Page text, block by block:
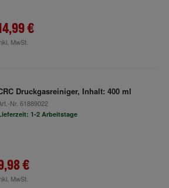
€
MwSt.
Druckgasreiniger, Inhalt: 400 ml
Nr. 61889022
1-2 Arbeitstage
€
MwSt.